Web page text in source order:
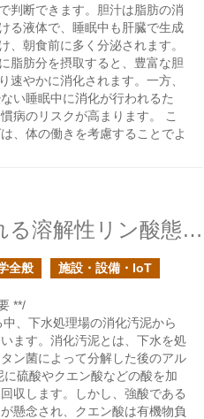
判断できます。胆汁は脂肪の消
る液体で、睡眠中も肝臓で生成
、朝食前に多く分泌されます。
脂肪分を摂取すると、豊富な胆
速やかに消化されます。一方、
い睡眠中に消化が行われるた
病のリスクが高まります。 こ
、体の働きを考慮することでよ
消化汚泥から得られる溶解性リン酸態リン
全般 施設・設備・IoT
**/
、下水処理場の消化汚泥から
ます。消化汚泥とは、下水を処
ン菌によって分解した後のアル
硫酸やクエン酸などの酸を加
収します。しかし、強酸である
懸念され、クエン酸は有機物負